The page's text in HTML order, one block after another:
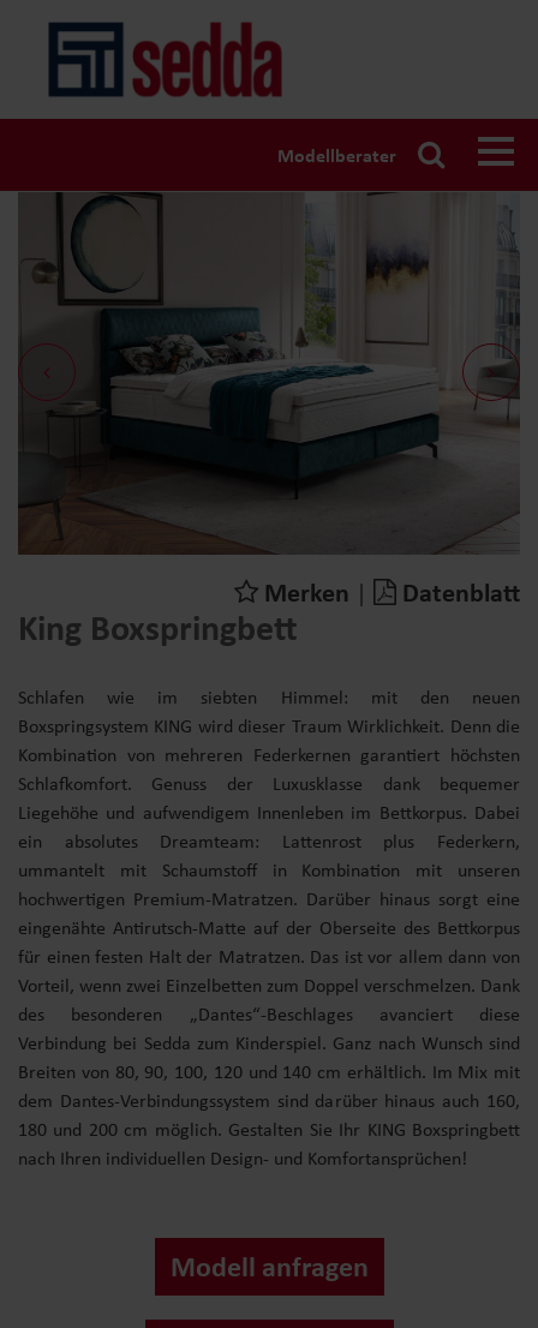
Modellberater
Merken | Datenblatt
King Boxspringbett
Schlafen wie im siebten Himmel: mit den neuen
Boxspringsystem KING wird dieser Traum Wirklichkeit. Denn die
Kombination von mehreren Federkernen garantiert höchsten
Schlafkomfort. Genuss der Luxusklasse dank bequemer
Liegehöhe und aufwendigem Innenleben im Bettkorpus. Dabei
ein absolutes Dreamteam: Lattenrost plus Federkern,
ummantelt mit Schaumstoff in Kombination mit unseren
hochwertigen Premium-Matratzen. Darüber hinaus sorgt eine
eingenähte Antirutsch-Matte auf der Oberseite des Bettkorpus
für einen festen Halt der Matratzen. Das ist vor allem dann von
Vorteil, wenn zwei Einzelbetten zum Doppel verschmelzen. Dank
des besonderen „Dantes“-Beschlages avanciert diese
Verbindung bei Sedda zum Kinderspiel. Ganz nach Wunsch sind
Breiten von 80, 90, 100, 120 und 140 cm erhältlich. Im Mix mit
dem Dantes-Verbindungssystem sind darüber hinaus auch 160,
180 und 200 cm möglich. Gestalten Sie Ihr KING Boxspringbett
nach Ihren individuellen Design- und Komfortansprüchen!
Modell anfragen